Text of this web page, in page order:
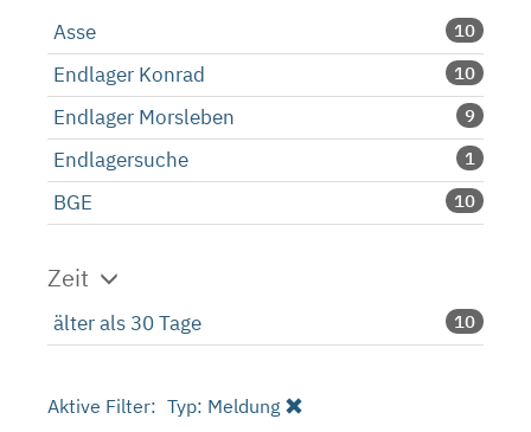
Asse 10
Endlager Konrad 10
Endlager Morsleben 9
Endlagersuche 1
BGE 10
Zeit
älter als 30 Tage 10
Aktive Filter: Typ: Meldung